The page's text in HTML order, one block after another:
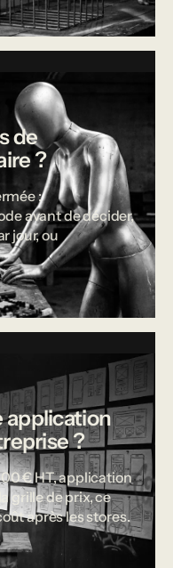
de
?
:
avant de décider,
jour, ou
application
?
€ HT, application
grille de prix, ce
après les stores.